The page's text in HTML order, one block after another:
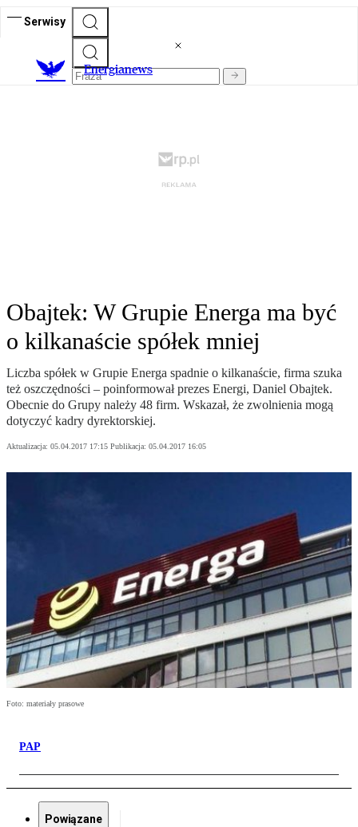
Serwisy
Energianews
Obajtek: W Grupie Energa ma być
o kilkanaście spółek mniej
Liczba spółek w Grupie Energa spadnie o kilkanaście, firma szuka
też oszczędności – poinformował prezes Energi, Daniel Obajtek.
Obecnie do Grupy należy 48 firm. Wskazał, że zwolnienia mogą
dotyczyć kadry dyrektorskiej.
Aktualizacja: 05.04.2017 17:15 Publikacja: 05.04.2017 16:05
Foto: materiały prasowe
PAP
Powiązane